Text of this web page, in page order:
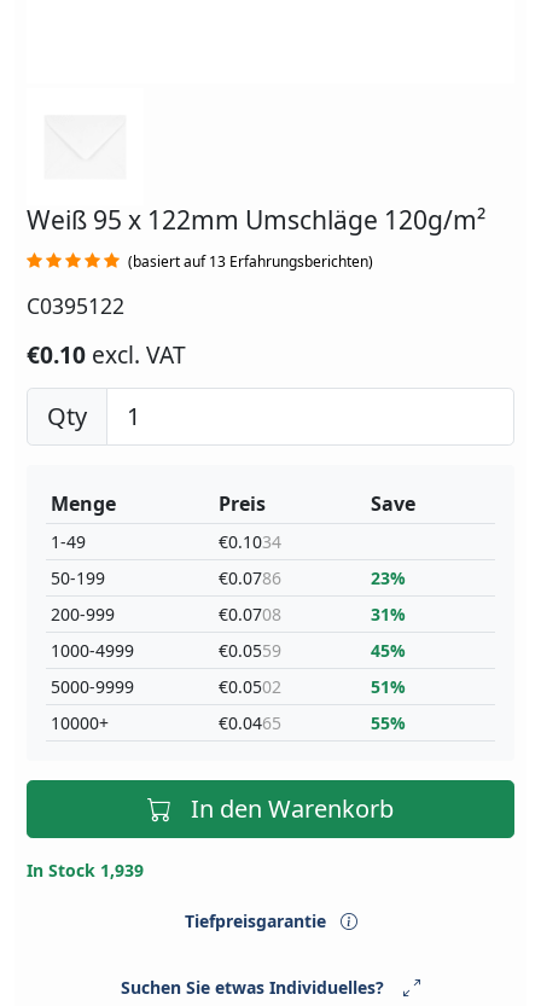
Weiß 95 x 122mm Umschläge 120g/m²
(basiert auf 13 Erfahrungsberichten)
C0395122
€0.10 excl. VAT
Qty
Menge
1-49
50-199
200-999
1000-4999
5000-9999
10000+
Preis
€0.1034
€0.0786
€0.0708
€0.0559
€0.0502
€0.0465
Save
23%
31%
45%
51%
55%
In den Warenkorb
In Stock 1,939
Tiefpreisgarantie
Suchen Sie etwas Individuelles?